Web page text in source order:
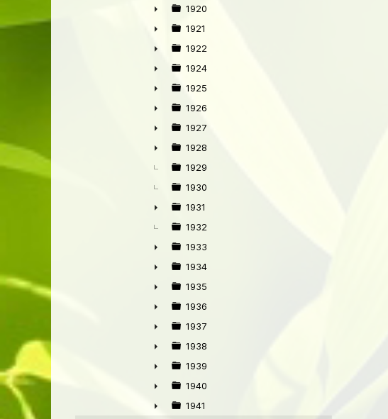
►
1920
►
1921
►
1922
►
1924
►
1925
►
1926
►
1927
►
1928
1929
1930
►
1931
1932
►
1933
►
1934
►
1935
►
1936
►
1937
►
1938
►
1939
►
1940
1941